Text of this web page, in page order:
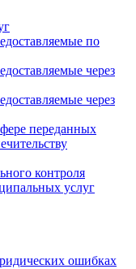
по
через
через
переданных
контроля
услуг
ошибках